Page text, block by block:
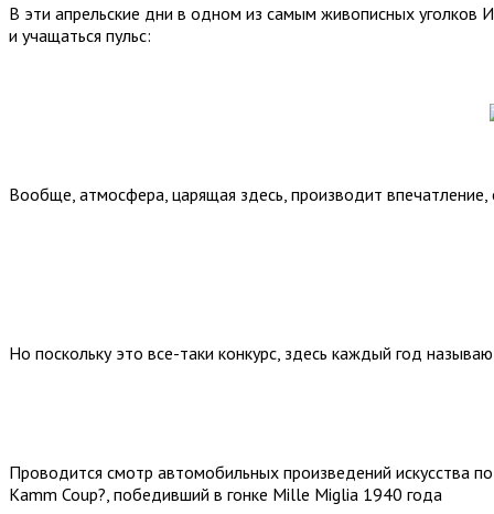
В эти апрельские дни в одном из самым живописных уголков
и учащаться пульс:
Вообще, атмосфера, царящая здесь, производит
Но поскольку это все-таки конкурс, здесь каждый год
Проводится смотр автомобильных произведений искусства
Kamm Coup?, победивший в гонке Mille Miglia 1940 года